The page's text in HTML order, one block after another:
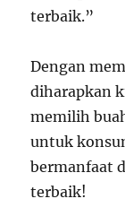
terbaik.”
Dengan
diharapkan
memilih
untuk
bermanfaat
terbaik!